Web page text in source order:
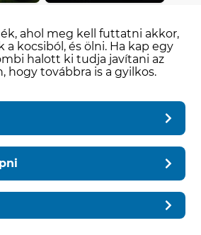
ahol meg kell futtatni akkor,
kocsiból, és ölni. Ha kap egy
halott ki tudja javítani az
hogy továbbra is a gyilkos.